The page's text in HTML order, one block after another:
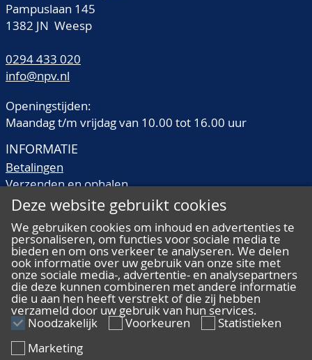
Pampuslaan 145
1382 JN Weesp
0294 433 020
info@npv.nl
Openingstijden:
Maandag t/m vrijdag van 10.00 tot 16.00 uur
INFORMATIE
Betalingen
Verzenden en ophalen
Veilingtermen
Kwaliteitsomschrijvingen
Veelgestelde vragen
ALGEMEEN
Algemene voorwaarden
Deze website gebruikt cookies
We gebruiken cookies om inhoud en advertenties te
personaliseren, om functies voor sociale media te
bieden en om ons verkeer te analyseren. We delen
ook informatie over uw gebruik van onze site met
onze sociale media-, advertentie- en analysepartners
die deze kunnen combineren met andere informatie
die u aan hen heeft verstrekt of die zij hebben
verzameld door uw gebruik van hun services.
Noodzakelijk Voorkeuren
Statistieken
Marketing